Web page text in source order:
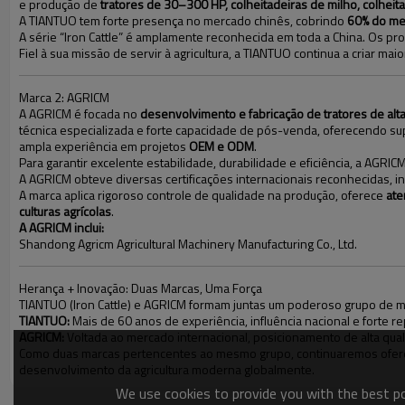
e produção detratores de 30–300 HP, colheitadeiras de milho,
A TIANTUO tem forte presença no mercado chinês, cobrindo 60% do
A série “Iron Cattle” é amplamente reconhecida em toda a China. Os
Fiel à sua missão de servir à agricultura, a TIANTUO continua a criar
Marca 2: AGRICM
A AGRICM é focada no desenvolvimento e fabricação de tratores de
técnica especializada e forte capacidade de pós-venda, oferecendo
ampla experiência em projetos OEM e ODM.
Para garantir excelente estabilidade, durabilidade e eficiência, a
A AGRICM obteve diversas certificações internacionais reconhecidas,
A marca aplica rigoroso controle de qualidade na produção, oferece
culturas agrícolas.
A AGRICM inclui:
Shandong Agricm Agricultural Machinery Manufacturing Co., Ltd.
Herança + Inovação: Duas Marcas, Uma Força
TIANTUO (Iron Cattle) e AGRICM formam juntas um poderoso grupo de
TIANTUO:Mais de 60 anos de experiência, influência nacional e forte
AGRICM: Voltada ao mercado internacional, posicionamento de alta
Como duas marcas pertencentes ao mesmo grupo, continuaremos
desenvolvimento da agricultura moderna globalmente.
We use cookies to provide you with the best